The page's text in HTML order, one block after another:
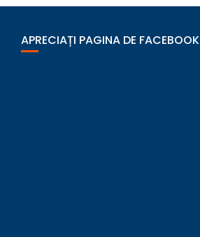
APRECIAȚI PAGINA DE FACEBOOK